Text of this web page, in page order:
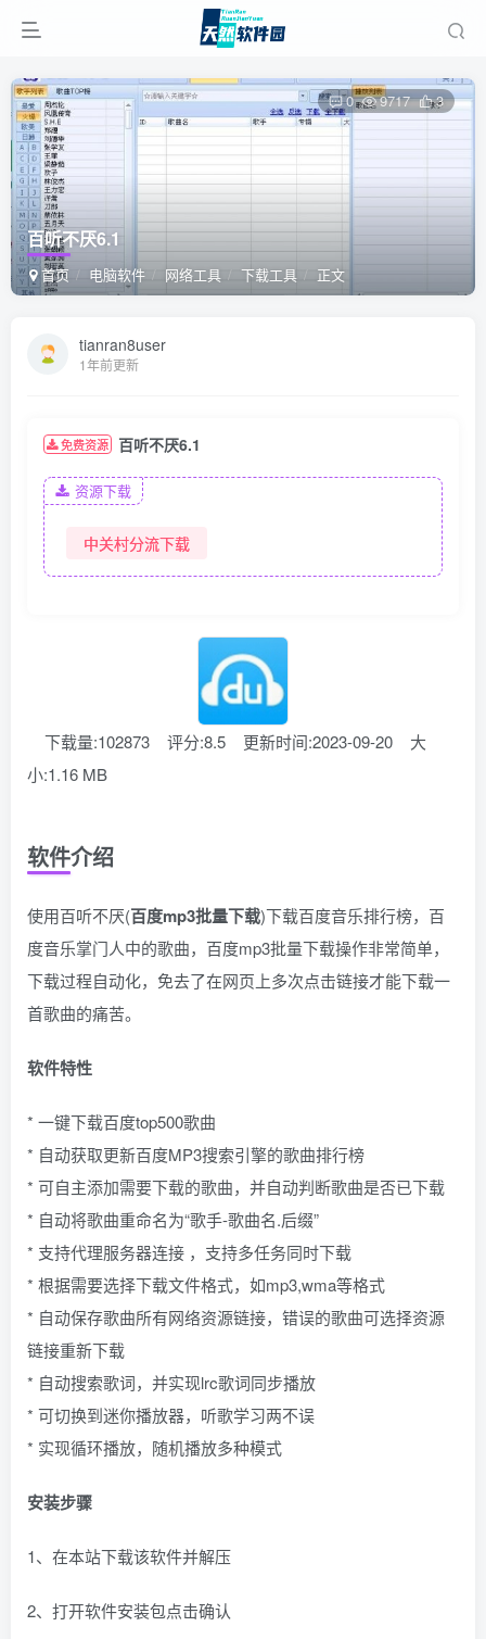
百听不厌6.1
首页 电脑软件 网络工具 下载工具 正文
0 9717 3
tianran8user
1年前更新
免费资源 百听不厌6.1
资源下载
中关村分流下载
下载量:102873 评分:8.5 更新时间:2023-09-20
大
小:1.16 MB
软件介绍
使用百听不厌(百度mp3批量下载)下载百度音乐排行榜，百
度音乐掌门人中的歌曲，百度mp3批量下载操作非常简单，
下载过程自动化，免去了在网页上多次点击链接才能下载一
首歌曲的痛苦。
软件特性
* 一键下载百度top500歌曲
* 自动获取更新百度MP3搜索引擎的歌曲排行榜
* 可自主添加需要下载的歌曲，并自动判断歌曲是否已下载
* 自动将歌曲重命名为“歌手-歌曲名.后缀”
* 支持代理服务器连接 ，支持多任务同时下载
* 根据需要选择下载文件格式，如mp3,wma等格式
* 自动保存歌曲所有网络资源链接，错误的歌曲可选择资源
链接重新下载
* 自动搜索歌词，并实现lrc歌词同步播放
* 可切换到迷你播放器，听歌学习两不误
* 实现循环播放，随机播放多种模式
安装步骤
1、在本站下载该软件并解压
2、打开软件安装包点击确认